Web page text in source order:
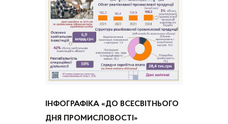
ІНФОГРАФІКА «ДО ВСЕСВІТНЬОГО
ДНЯ ПРОМИСЛОВОСТІ»